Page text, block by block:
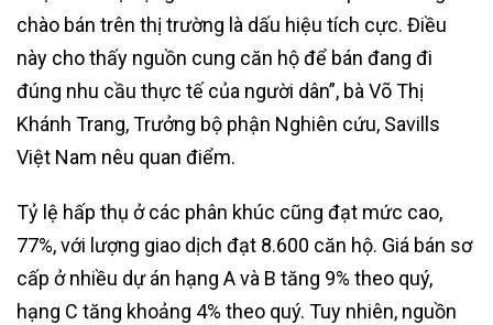
chào bán trên thị trường là dấu hiệu tích cực. Điều
này cho thấy nguồn cung căn hộ để bán đang đi
đúng nhu cầu thực tế của người dân”, bà Võ Thị
Khánh Trang, Trưởng bộ phận Nghiên cứu, Savills
Việt Nam nêu quan điểm.
Tỷ lệ hấp thụ ở các phân khúc cũng đạt mức cao,
77%, với lượng giao dịch đạt 8.600 căn hộ. Giá bán sơ
cấp ở nhiều dự án hạng A và B tăng 9% theo quý,
hạng C tăng khoảng 4% theo quý. Tuy nhiên, nguồn